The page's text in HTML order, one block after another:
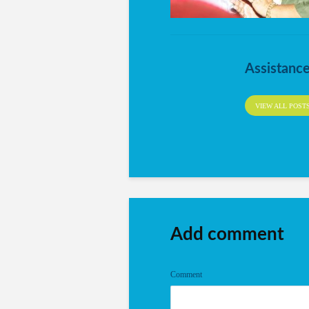
VIEW ALL
Add comment
Comment